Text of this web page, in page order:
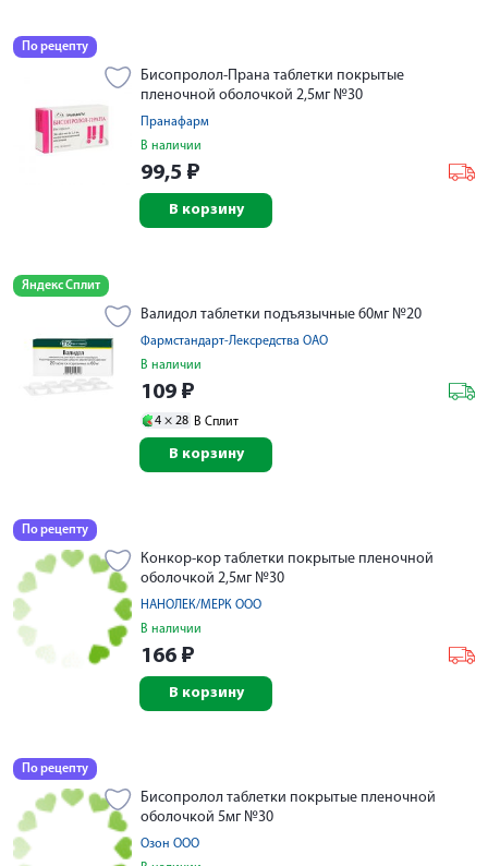
По рецепту
Бисопролол-Прана таблетки покрытые
пленочной оболочкой 2,5мг №30
Пранафарм
В наличии
99,5 ₽
В корзину
Яндекс Сплит
Валидол таблетки подъязычные 60мг №20
Фармстандарт-Лексредства ОАО
В наличии
109 ₽
4 × 28 В Сплит
В корзину
По рецепту
Конкор-кор таблетки покрытые пленочной
оболочкой 2,5мг №30
НАНОЛЕК/МЕРК ООО
В наличии
166 ₽
В корзину
По рецепту
Бисопролол таблетки покрытые пленочной
оболочкой 5мг №30
Озон ООО